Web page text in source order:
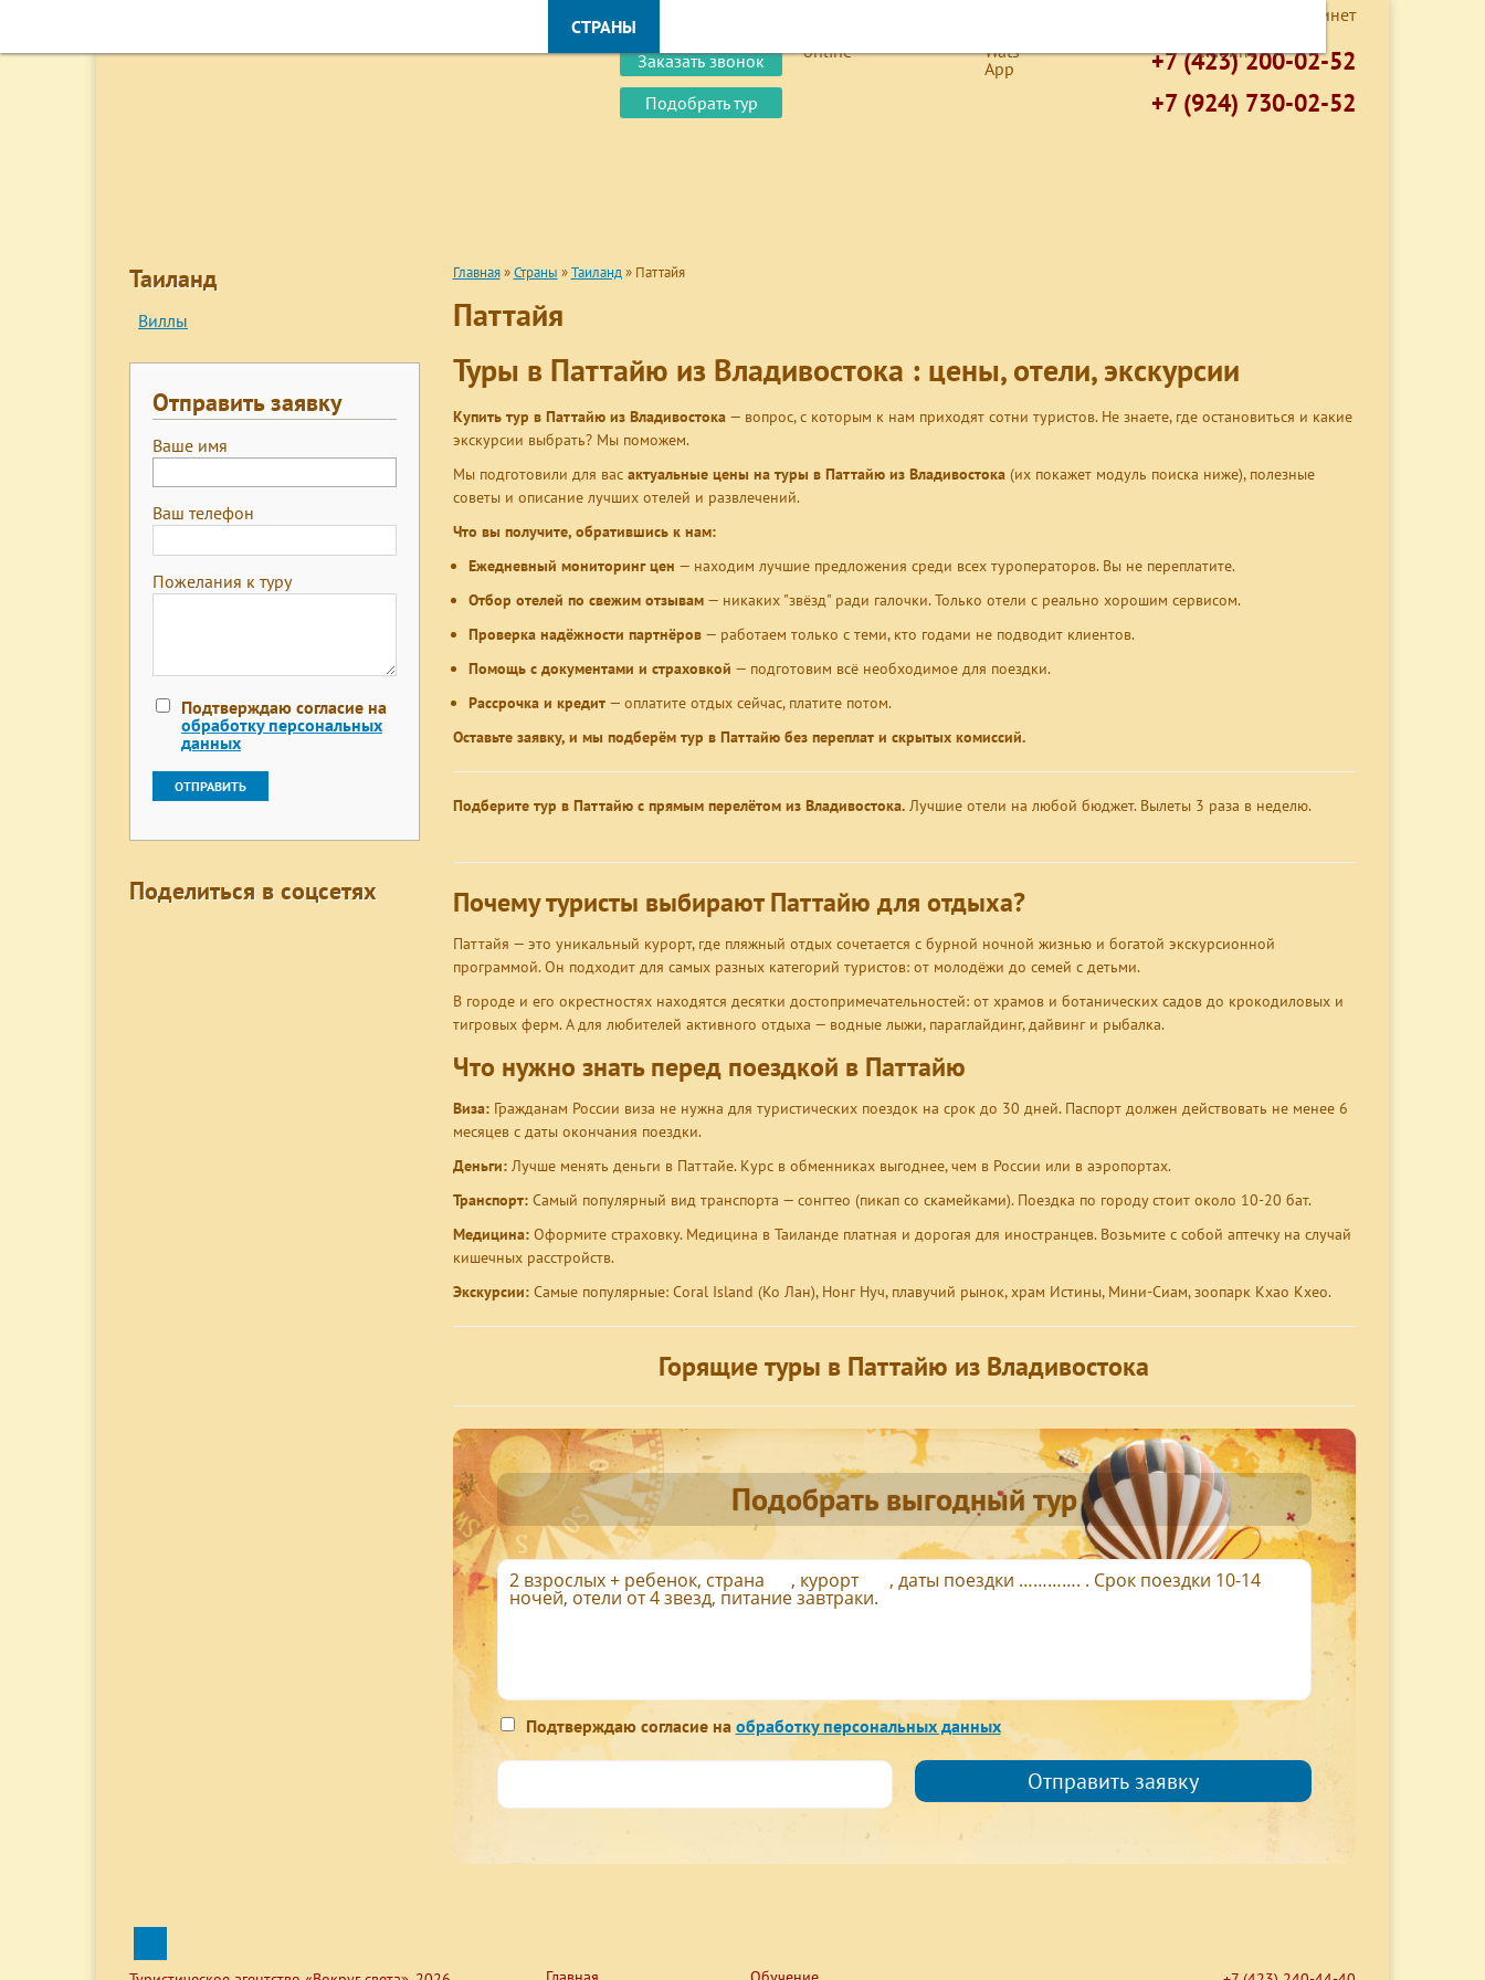
Личный кабинет
Заказать звонок
Подобрать тур
+7 (423) 200-02-52
+7 (924) 730-02-52
СТРАНЫ
Таиланд
Виллы
Отправить заявку
Ваше имя
Ваш телефон
Пожелания к туру
Подтверждаю согласие на
обработку персональных
данных
Поделиться в соцсетях
Главная»Страны »Таиланд» Паттайя
Паттайя
Туры в Паттайю из Владивостока : цены, отели, экскурсии
Купить тур в Паттайю из Владивостока— вопрос, с которым к нам приходят сотни туристов. Не знаете, где остановиться и какие
экскурсии выбрать? Мы поможем.
Мы подготовили для вас актуальные цены на туры в Паттайю из Владивостока(их покажет модуль поиска ниже), полезные
советы и описание лучших отелей и развлечений.
Что вы получите, обратившись к нам:
Ежедневный мониторинг цен — находим лучшие предложения среди всех туроператоров. Вы не переплатите.
Отбор отелей по свежим отзывам— никаких "звёзд" ради галочки. Только отели с реально хорошим сервисом.
Проверка надёжности партнёров— работаем только с теми, кто годами не подводит клиентов.
Помощь с документами и страховкой — подготовим всё необходимое для поездки.
Рассрочка и кредит— оплатите отдых сейчас, платите потом.
Оставьте заявку, и мы подберём тур в Паттайю без переплат и скрытых комиссий.
Подберите тур в Паттайю с прямым перелётом из Владивостока.Лучшие отели на любой бюджет. Вылеты 3 раза в неделю.
Почему туристы выбирают Паттайю для отдыха?
Паттайя — это уникальный курорт, где пляжный отдых сочетается с бурной ночной жизнью и богатой экскурсионной
программой. Он подходит для самых разных категорий туристов: от молодёжи до семей с детьми.
В городе и его окрестностях находятся десятки достопримечательностей: от храмов и ботанических садов до крокодиловых и
тигровых ферм. А для любителей активного отдыха — водные лыжи, параглайдинг, дайвинг и рыбалка.
Что нужно знать перед поездкой в Паттайю
Виза:Гражданам России виза не нужна для туристических поездок на срок до 30 дней. Паспорт должен действовать не менее 6
месяцев с даты окончания поездки.
Деньги:Лучше менять деньги в Паттайе. Курс в обменниках выгоднее, чем в России или в аэропортах.
Транспорт:Самый популярный вид транспорта — сонгтео (пикап со скамейками). Поездка по городу стоит около 10-20 бат.
Медицина:Оформите страховку. Медицина в Таиланде платная и дорогая для иностранцев. Возьмите с собой аптечку на случай
кишечных расстройств.
Экскурсии:Самые популярные: Coral Island (Ко Лан), Нонг Нуч, плавучий рынок, храм Истины, Мини-Сиам, зоопарк Кхао Кхео.
Горящие туры в Паттайю из Владивостока
Подобрать выгодный тур
Подтверждаю согласие на обработку персональных данных